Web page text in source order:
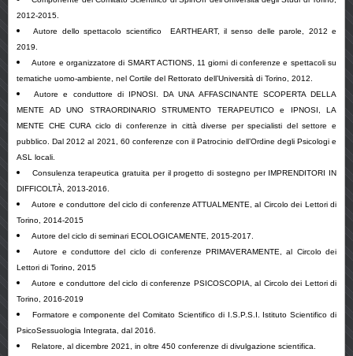
2012-2015.
Autore dello spettacolo scientifico EARTHEART, il senso delle parole, 2012 e
2019.
Autore e organizzatore di SMART ACTIONS, 11 giorni di conferenze e spettacoli su
tematiche uomo-ambiente, nel Cortile del Rettorato dell’Università di Torino, 2012.
Autore e conduttore di IPNOSI. DA UNA AFFASCINANTE SCOPERTA DELLA
MENTE AD UNO STRAORDINARIO STRUMENTO TERAPEUTICO e IPNOSI, LA
MENTE CHE CURA ciclo di conferenze in città diverse per specialisti del settore e
pubblico. Dal 2012al 2021, 60 conferenze con il Patrocinio dell’Ordine degli Psicologi e
ASL locali.
Consulenza terapeutica gratuita per il progetto di sostegno per IMPRENDITORI IN
DIFFICOLTÀ, 2013-2016.
Autore e conduttore del ciclo di conferenze ATTUALMENTE, al Circolo dei Lettori di
Torino, 2014-2015
Autore del ciclo di seminari ECOLOGICAMENTE, 2015-2017.
Autore e conduttore del ciclo di conferenze PRIMAVERAMENTE, al Circolo dei
Lettori di Torino, 2015
Autore e conduttore del ciclo di conferenze PSICOSCOPIA, al Circolo dei Lettori di
Torino, 2016-2019
Formatore e componente del Comitato Scientifico di I.S.P.S.I. Istituto Scientifico di
PsicoSessuologia Integrata, dal 2016.
Relatore, al dicembre 2021 , in oltre 450 conferenze di divulgazione scientifica.